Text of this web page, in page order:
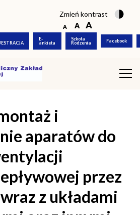
Zmień kontrast
E-
ankieta
Szkoła
Rodzenia Facebook
i
aparatów do
przez
z układami